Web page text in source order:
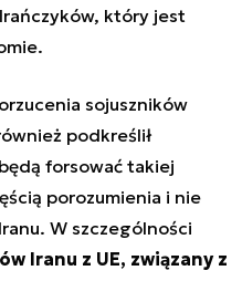
który jest
sojuszników
podkreślił
forsować takiej
porozumienia i nie
W szczególności
Iranu z UE, związany z